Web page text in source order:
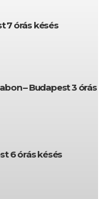
7 órás késés
– Budapest 3 órás
6 órás késés